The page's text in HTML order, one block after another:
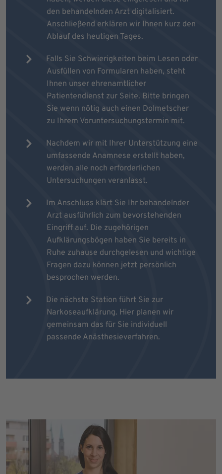
den behandelnden Arzt digitalisiert.
Anschließend erklären wir Ihnen kurz den
Ablauf des heutigen Tages.
Falls Sie Schwierigkeiten beim Lesen oder
Ausfüllen von Formularen haben, steht
Ihnen unser ehrenamtlicher
Patientendienst zur Seite. Bitte bringen
Sie wenn nötig auch einen Dolmetscher
zu Ihrem Voruntersuchungstermin mit.
Nachdem wir mit Ihrer Unterstützung eine
umfassende Anamnese erstellt haben,
werden alle noch erforderlichen
Untersuchungen veranlasst.
Im Anschluss klärt Sie Ihr behandelnder
Arzt ausführlich zum bevorstehenden
Eingriff auf. Die zugehörigen
Aufklärungsbögen haben Sie bereits in
Ruhe zuhause durchgelesen und wichtige
Fragen dazu können jetzt persönlich
besprochen werden.
Die nächste Station führt Sie zur
Narkoseaufklärung. Hier planen wir
gemeinsam das für Sie individuell
passende Anästhesieverfahren.